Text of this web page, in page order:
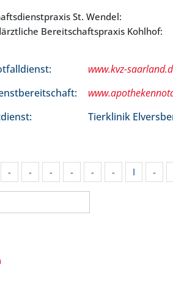
St. Wendel:
Bereitschaftspraxis Kohlhof:
www.kvz-
Tierklinik
- - - - - - I -